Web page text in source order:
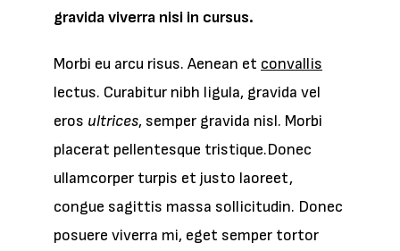
gravida viverra nisi in cursus.
Morbi eu arcu risus. Aenean et convallis
lectus. Curabitur nibh ligula, gravida vel
eros ultrices, semper gravida nisl. Morbi
placerat pellentesque tristique.Donec
ullamcorper turpis et justo laoreet,
congue sagittis massa sollicitudin. Donec
posuere viverra mi, eget semper tortor